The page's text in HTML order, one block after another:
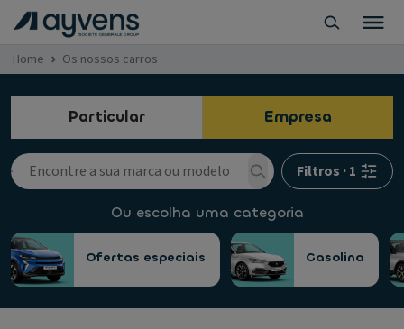
Home Os nossos carros
Particular Empresa
Filtros ·1
Ou escolha uma categoria
Ofertas especiais Gasolina